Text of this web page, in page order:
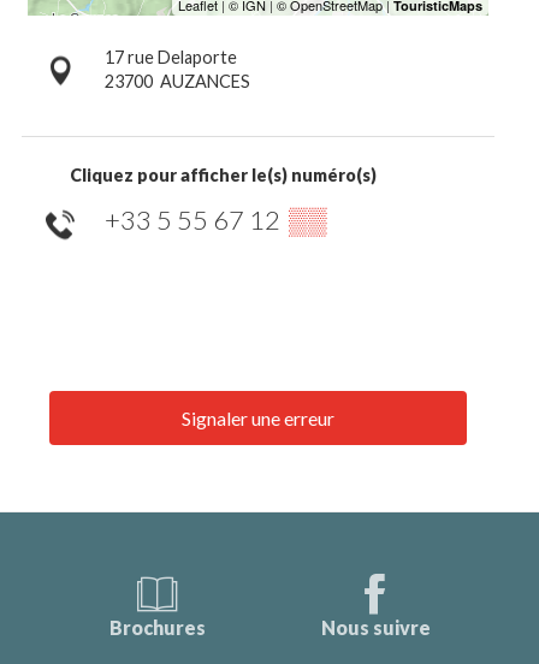
17 rue Delaporte
23700 AUZANCES
Cliquez pour afficher le(s) numéro(s)
+33 5 55 67 12 ▒▒
Signaler une erreur
Brochures Nous suivre